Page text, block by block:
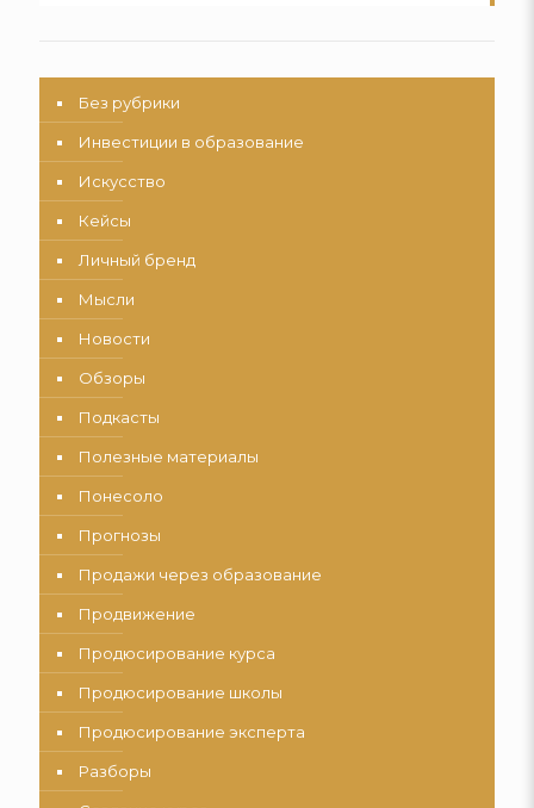
Без рубрики
Инвестиции в образование
Искусство
Кейсы
Личный бренд
Мысли
Новости
Обзоры
Подкасты
Полезные материалы
Понесоло
Прогнозы
Продажи через образование
Продвижение
Продюсирование курса
Продюсирование школы
Продюсирование эксперта
Разборы